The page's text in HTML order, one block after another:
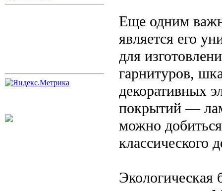
Еще одним
является его
для
гарнитуров,
декоративных
покрытий —
можно
классического
Экологическая